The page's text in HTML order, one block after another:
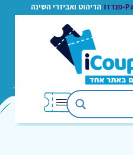
הריהוט ואביזרי השינה